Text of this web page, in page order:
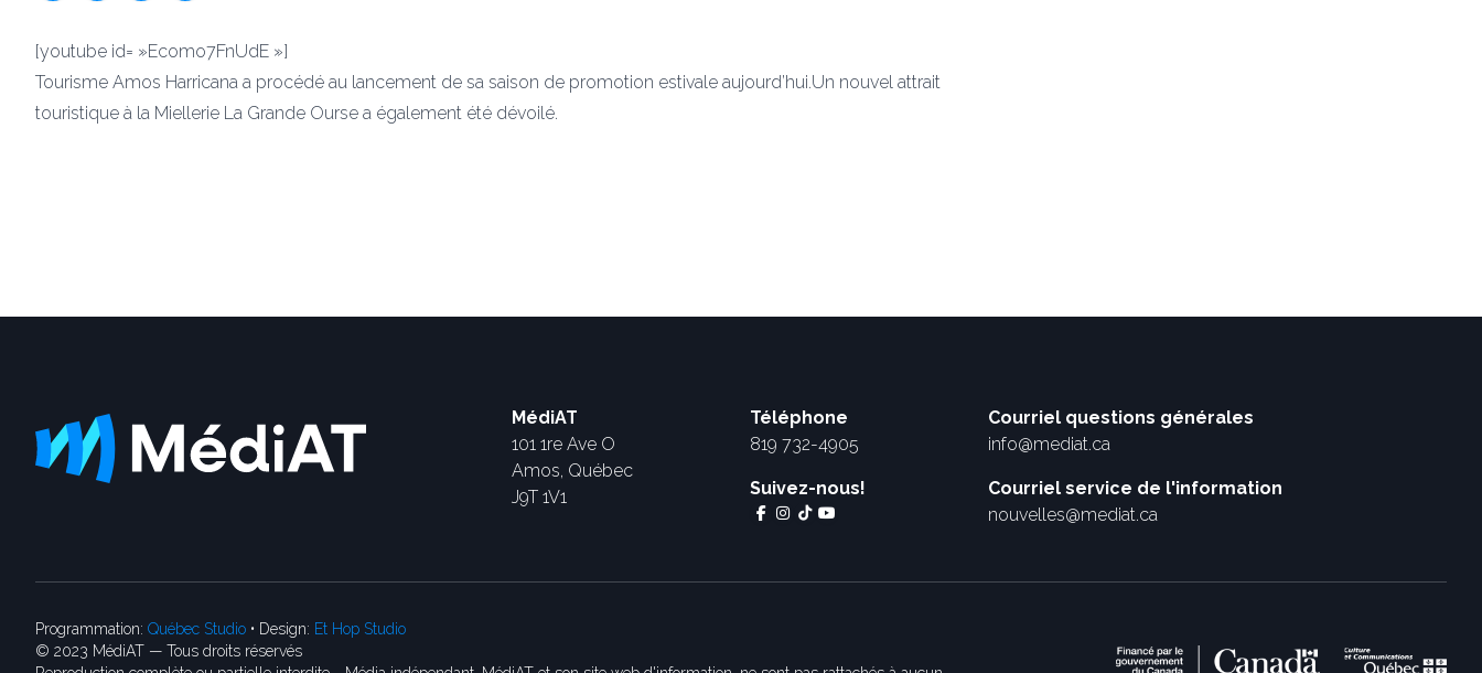
[youtube id= »Ecomo7FnUdE »]
Tourisme Amos Harricana a procédé au lancement de sa saison de promotion estivale aujourd’hui.Un nouvel attrait
touristique à la Miellerie La Grande Ourse a également été dévoilé.
MédiAT
101 1re Ave O
Amos, Québec
J9T 1V1
Téléphone
819 732-4905
Suivez-nous!
Courriel questions générales
info@mediat.ca
Courriel service de l'information
nouvelles@mediat.ca
Programmation: Québec Studio • Design: Et Hop Studio
© 2023 MédiAT — Tous droits réservés